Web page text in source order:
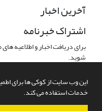
این وب سایت از کوکی ها برای
خدمات استفاده می کند.
آخرین اخبار
اشتراک خبرنامه
برای دریافت اخبار و اطلاعیه
شوید.